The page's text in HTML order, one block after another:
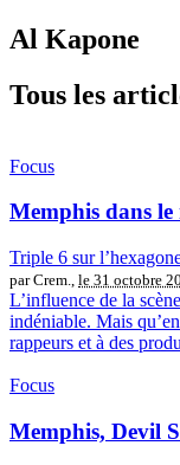
Al Kapone
Tous les
Focus
Memphis dans
Triple 6 sur
par Crem., le 31 octobre
L’influence de la
indéniable. Mais
rappeurs et à des
Focus
Memphis, Devil